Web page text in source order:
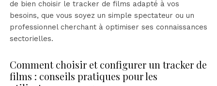
de bien choisir le tracker de films adapté à vos
besoins, que vous soyez un simple spectateur ou un
professionnel cherchant à optimiser ses connaissances
sectorielles.
Comment choisir et configurer un tracker de
films : conseils pratiques pour les